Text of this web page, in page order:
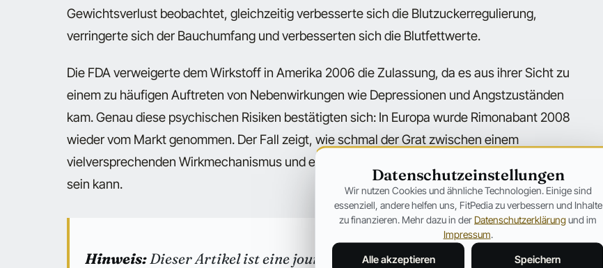
Gewichtsverlust beobachtet, gleichzeitig verbesserte sich die Blutzuckerregulierung,
verringerte sich der Bauchumfang und verbesserten sich die Blutfettwerte.
Die FDA verweigerte dem Wirkstoff in Amerika 2006 die Zulassung, da es aus ihrer Sicht zu
einem zu häufigen Auftreten von Nebenwirkungen wie Depressionen und Angstzuständen
kam. Genau diese psychischen Risiken bestätigten sich: In Europa wurde Rimonabant 2008
wieder vom Markt genommen. Der Fall zeigt, wie schmal der Grat zwischen einem
vielversprechenden Wirkmechanismus und einem nicht vertretbaren Nebenwirkungsprofil
sein kann.
Hinweis: Dieser Artikel ist eine journalistische Einordnung und keine
Datenschutzeinstellungen
Wir nutzen Cookies und ähnliche Technologien. Einige sind
essenziell, andere helfen uns, FitPedia zu verbessern und Inhalte
zu finanzieren. Mehr dazu in der Datenschutzerklärungund im
Impressum.
Alle akzeptieren Speichern